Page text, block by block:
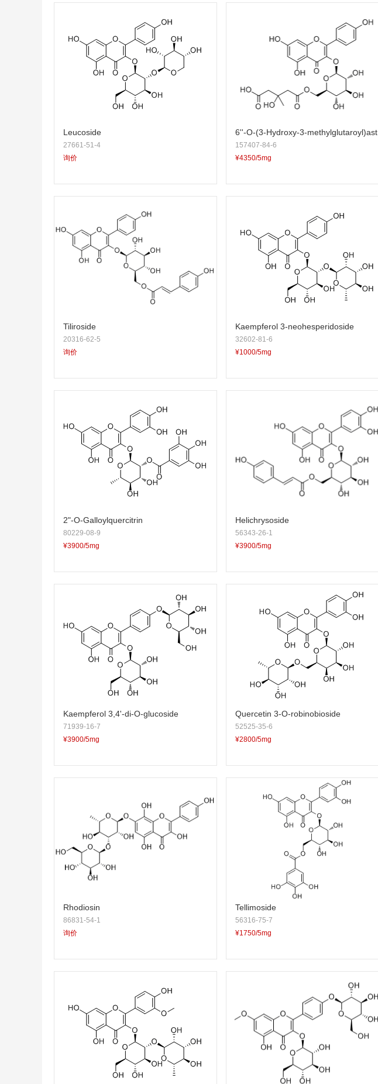
Leucoside
27661-51-4
询价
6''-O-(3-Hydroxy-3-methylglutaroyl)ast
ragalin
157407-84-6
¥4350/5mg
Tiliroside
20316-62-5
询价
Kaempferol 3-neohesperidoside
32602-81-6
¥1000/5mg
2"-O-Galloylquercitrin
80229-08-9
¥3900/5mg
Helichrysoside
56343-26-1
¥3900/5mg
Kaempferol 3,4'-di-O-glucoside
71939-16-7
¥3900/5mg
Quercetin 3-O-robinobioside
52525-35-6
¥2800/5mg
Rhodiosin
86831-54-1
询价
Tellimoside
56316-75-7
¥1750/5mg